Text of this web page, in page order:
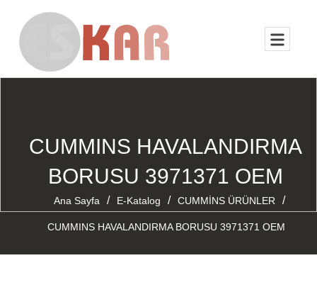
CUMMINS HAVALANDIRMA
BORUSU 3971371 OEM
Ana Sayfa / E-Katalog / CUMMİNS ÜRÜNLER /
CUMMINS HAVALANDIRMA BORUSU 3971371 OEM